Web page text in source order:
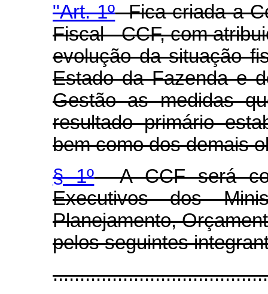
"Art. 1ºFica criada a
Fiscal - CCF, com
evolução da situação
Estado da Fazenda e
Gestão as medidas
resultado primário
bem como dos demais
§ 1ºA CCF será co-
Executivos dos
Planejamento,
pelos seguintes